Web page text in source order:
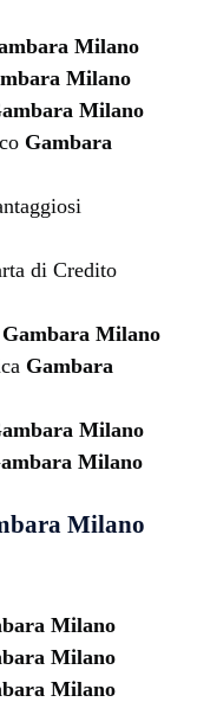
Milano
Milano
Milano
Gambara
di Credito
Gambara Milano
Gambara
Milano
Milano
Milano
Milano
Milano
Milano